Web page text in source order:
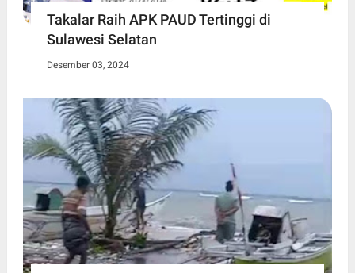
Takalar Raih APK PAUD Tertinggi di
Sulawesi Selatan
Desember 03, 2024